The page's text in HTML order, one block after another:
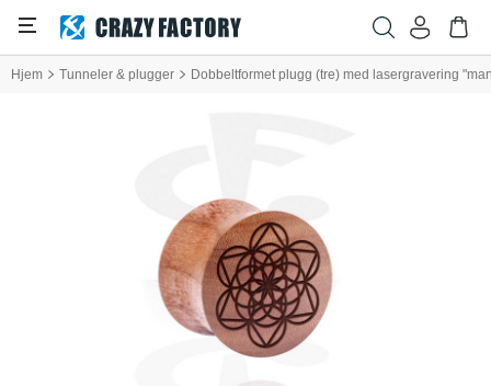
Hjem Tunneler & plugger Dobbeltformet plugg (tre) med lasergravering